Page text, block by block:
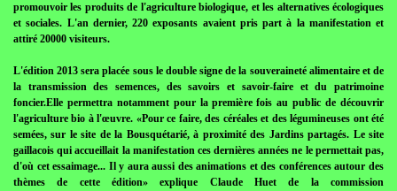
promouvoir les produits de l'agriculture biologique, et les alternatives écologiques
et sociales. L'an dernier, 220 exposants avaient pris part à la manifestation et
attiré 20000 visiteurs.
L'édition 2013 sera placée sous le double signe de la souveraineté alimentaire et de
la transmission des semences, des savoirs et savoir-faire et du patrimoine
foncier.Elle permettra notamment pour la première fois au public de découvrir
l'agriculture bio à l'œuvre. «Pour ce faire, des céréales et des légumineuses ont été
semées, sur le site de la Bousquétarié, à proximité des Jardins partagés. Le site
gaillacois qui accueillait la manifestation ces dernières années ne le permettait pas,
d'où cet essaimage... Il y aura aussi des animations et des conférences autour des
thèmes de cette édition» explique Claude Huet de la commission